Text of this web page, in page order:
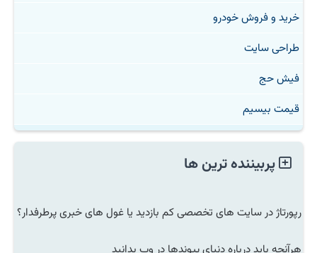
خرید و فروش خودرو
طراحی سایت
فیش حج
قیمت بیسیم
پربیننده ترین ها
رپورتاژ در سایت های تخصصی کم بازدید یا غول های خبری پرطرفدار؟
هرآنچه باید درباره دنیای پیوندها در وب بدانید